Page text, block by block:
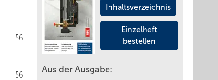
56
56
Inhaltsverzeichnis
Einzelheft
bestellen
Aus der Ausgabe: